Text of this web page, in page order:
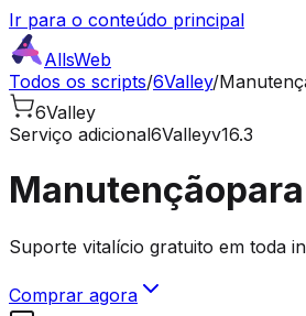
Ir para o conteúdo principal
AllsWeb
Todos os scripts/6Valley/
6Valley
Serviço adicional6Valleyv16.3
Manutenção
Suporte vitalício gratuito em toda
Comprar agora